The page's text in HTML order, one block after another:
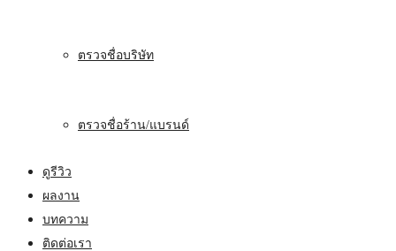
ตรวจชื่อบริษัท
ตรวจชื่อร้าน/แบรนด์
ดูรีวิว
ผลงาน
บทความ
ติดต่อเรา